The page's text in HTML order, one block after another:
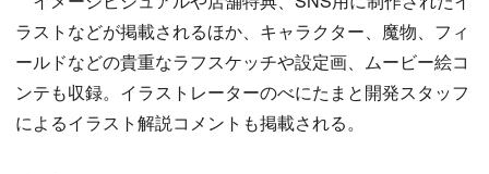
ラストなどが掲載されるほか、キャラクター、魔物、フィ
ールドなどの貴重なラフスケッチや設定画、ムービー絵コ
ンテも収録。イラストレーターのべにたまと開発スタッフ
によるイラスト解説コメントも掲載される。